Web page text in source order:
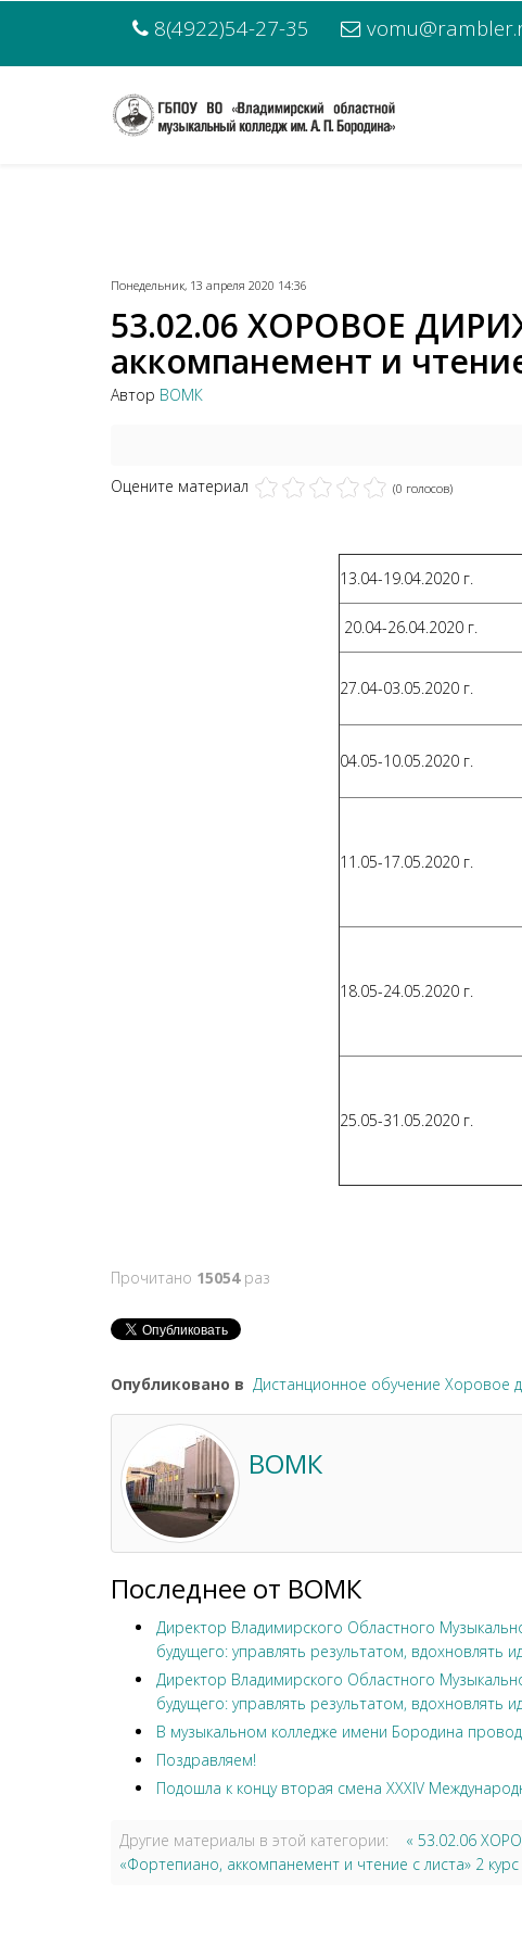
8(4922)54-27-35
Понедельник, 13 апреля 2020 14:36
53.02.06 ХОРОВОЕ
аккомпанемент и
Автор ВОМК
Оцените материал (0 голосов)
13.04-19.04.2020 г.
20.04-26.04.2020 г.
27.04-03.05.2020 г.
04.05-10.05.2020 г.
11.05-17.05.2020 г.
18.05-24.05.2020 г.
25.05-31.05.2020 г.
Прочитано 15054раз
Опубликовано в Дистанционное обучение Хоровое
ВОМК
Последнее от ВОМК
Директор Владимирского Областного
будущего: управлять результатом, вдохновлять
Директор Владимирского Областного
будущего: управлять результатом, вдохновлять
В музыкальном колледже имени Бородина
Поздравляем!
Подошла к концу вторая смена XXXIV
Другие материалы в этой категории: « 53.02.06
«Фортепиано, аккомпанемент и чтение с листа» 2 курс